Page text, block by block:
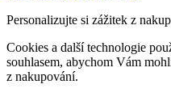
Personalizujte si zážitek z
Cookies a další technologie
souhlasem, abychom Vám
z nakupování.